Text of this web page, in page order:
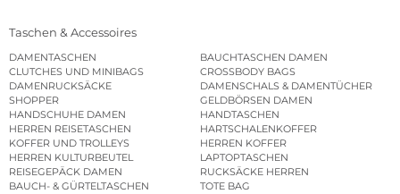
Taschen & Accessoires
DAMENTASCHEN
BAUCHTASCHEN DAMEN
CLUTCHES UND MINIBAGS
CROSSBODY BAGS
DAMENRUCKSÄCKE
DAMENSCHALS & DAMENTÜCHER
SHOPPER
GELDBÖRSEN DAMEN
HANDSCHUHE DAMEN
HANDTASCHEN
HERREN REISETASCHEN
HARTSCHALENKOFFER
KOFFER UND TROLLEYS
HERREN KOFFER
HERREN KULTURBEUTEL
LAPTOPTASCHEN
REISEGEPÄCK DAMEN
RUCKSÄCKE HERREN
BAUCH- & GÜRTELTASCHEN
TOTE BAG